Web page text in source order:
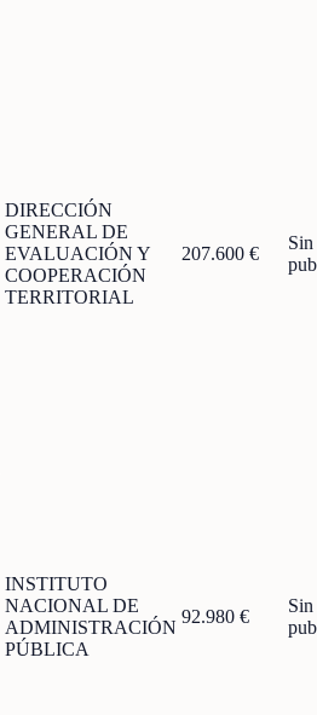
DIRECCIÓN
GENERAL DE
EVALUACIÓN Y
COOPERACIÓN
TERRITORIAL
207.600 €
INSTITUTO
NACIONAL DE
ADMINISTRACIÓN
PÚBLICA
92.980 €